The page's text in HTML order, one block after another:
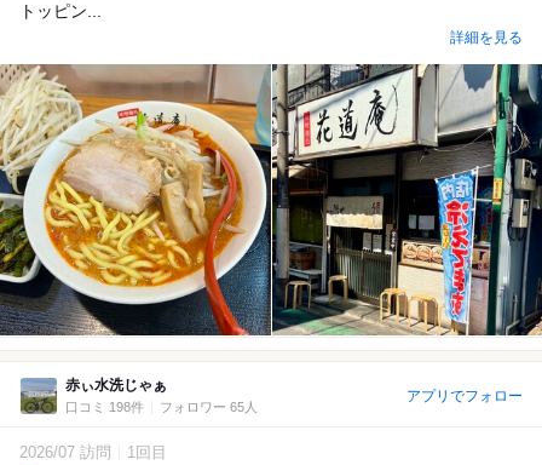
トッピン...
詳細を見る
赤ぃ水洗じゃぁ
口コミ 198件 フォロワー 65人
アプリでフォロー
2026/07 訪問 1回目